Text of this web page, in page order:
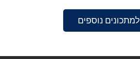
למתכונים נוספים